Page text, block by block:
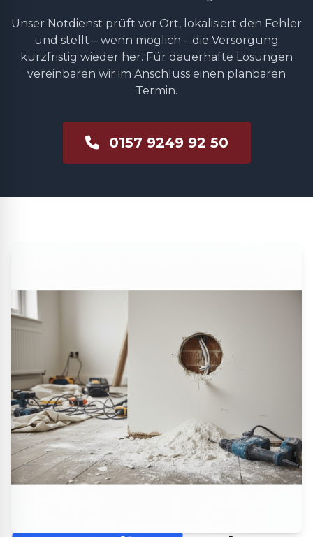
Unser Notdienst prüft vor Ort, lokalisiert den Fehler
und stellt – wenn möglich – die Versorgung
kurzfristig wieder her. Für dauerhafte Lösungen
vereinbaren wir im Anschluss einen planbaren
Termin.
0157 9249 92 50